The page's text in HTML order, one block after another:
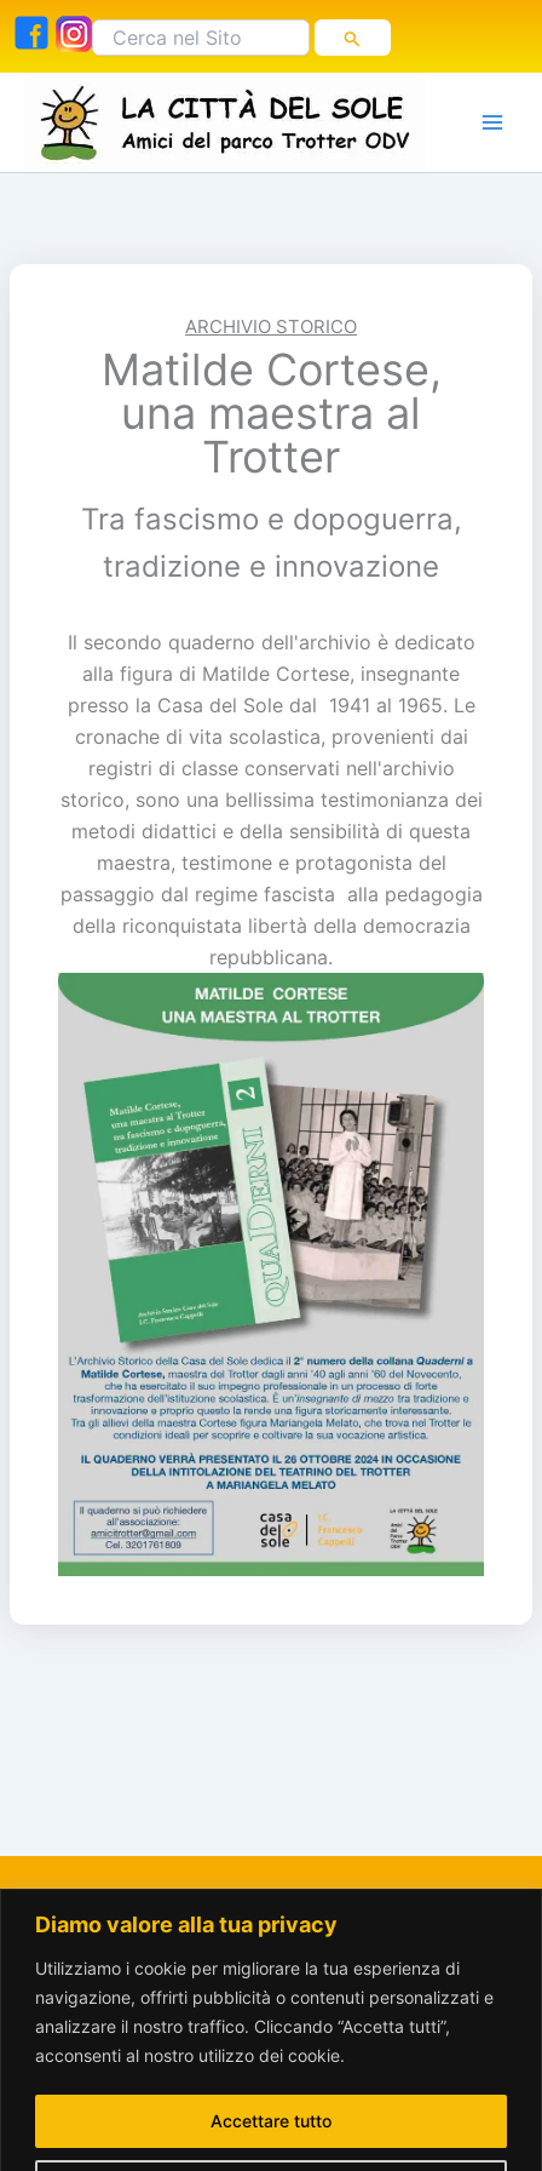
Diamo valore alla tua privacy
Utilizziamo i cookie per migliorare la tua esperienza di
navigazione, offrirti pubblicità o contenuti personalizzati e
analizzare il nostro traffico. Cliccando “Accetta tutti”,
acconsenti al nostro utilizzo dei cookie.
Accettare tutto
Vai
contenuto
Cerca:
ARCHIVIO STORICO
Matilde Cortese,
una maestra al
Trotter
Tra fascismo e dopoguerra,
tradizione e innovazione
Il secondo quaderno dell'archivio è dedicato
alla figura di Matilde Cortese, insegnante
presso la Casa del Sole dal 1941 al 1965. Le
cronache di vita scolastica, provenienti dai
registri di classe conservati nell'archivio
storico, sono una bellissima testimonianza dei
metodi didattici e della sensibilità di questa
maestra, testimone e protagonista del
passaggio dal regime fascista alla pedagogia
della riconquistata libertà della democrazia
repubblicana.
La Città del Sole - Amici del Parco Trotter o.n.l.u.s.
amicitrotter@gmail.com
www.parcotrotter.org è rilasciata sotto licenzaCreative Commons